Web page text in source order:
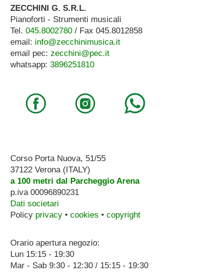
ZECCHINI G. S.R.L.
Pianoforti - Strumenti musicali
Tel. 045.8002780/ Fax 045.8012858
email: info@zecchinimusica.it
email pec: zecchini@pec.it
whatsapp: 3896251810
Corso Porta Nuova, 51/55
37122 Verona (ITALY)
a 100 metri dal Parcheggio Arena
p.iva 00096890231
Dati societari
Policy privacy• cookies • copyright
Orario apertura negozio:
Lun 15:15 - 19:30
Mar - Sab 9:30 - 12:30 / 15:15 - 19:30